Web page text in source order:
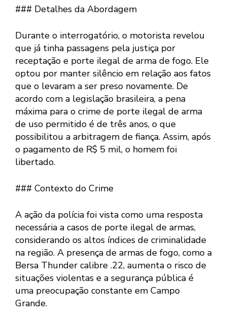
### Detalhes da Abordagem
Durante o interrogatório, o motorista revelou
que já tinha passagens pela justiça por
receptação e porte ilegal de arma de fogo. Ele
optou por manter silêncio em relação aos fatos
que o levaram a ser preso novamente. De
acordo com a legislação brasileira, a pena
máxima para o crime de porte ilegal de arma
de uso permitido é de três anos, o que
possibilitou a arbitragem de fiança. Assim, após
o pagamento de R$ 5 mil, o homem foi
libertado.
### Contexto do Crime
A ação da polícia foi vista como uma resposta
necessária a casos de porte ilegal de armas,
considerando os altos índices de criminalidade
na região. A presença de armas de fogo, como a
Bersa Thunder calibre .22, aumenta o risco de
situações violentas e a segurança pública é
uma preocupação constante em Campo
Grande.